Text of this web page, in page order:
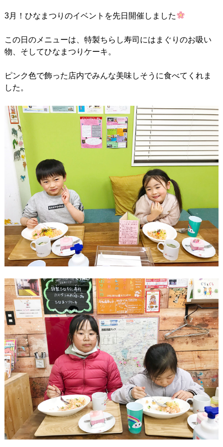
3月！ひなまつりのイベントを先日開催しました
この日のメニューは、特製ちらし寿司にはまぐりのお吸い
物、そしてひなまつりケーキ。
ピンク色で飾った店内でみんな美味しそうに食べてくれま
した。